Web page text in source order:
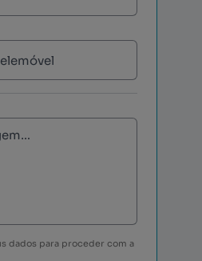
dados para proceder com a